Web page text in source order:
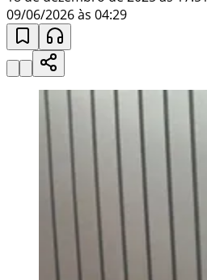
09/06/2026 às 04:29